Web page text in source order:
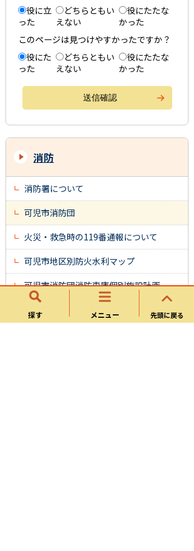
探す メニュー
役に立
った
どちらともい
えない
役にたたな
かった
このページは見つけやすかったですか？
役にた
った
どちらともい
えない
役にたたな
かった
先頭に戻る
消防
消防署について
可児市消防団
火災・救急時の119番通報について
可児市地区別防火水利マップ
可児市消防団消防車庫個別施設計画
林野火災注意報、林野火災警報について